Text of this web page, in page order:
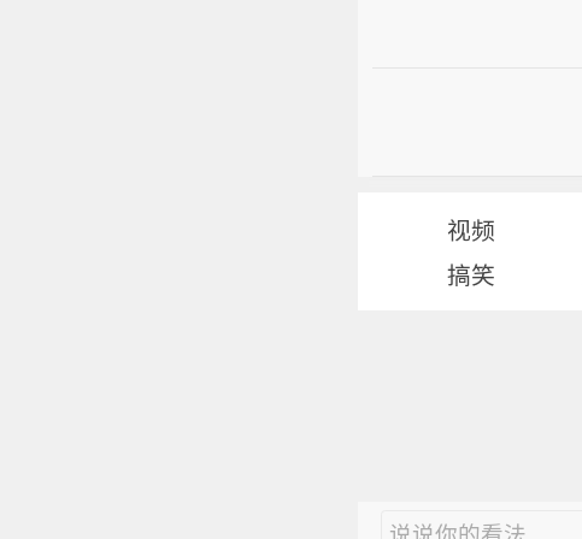
视频
搞笑